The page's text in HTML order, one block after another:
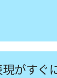
がすぐ